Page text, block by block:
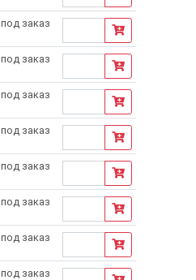
под заказ
под заказ
под заказ
под заказ
под заказ
под заказ
под заказ
под заказ